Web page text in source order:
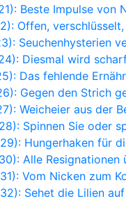
Beste Impulse von
Offen,
Seuchenhysterien
Diesmal wird
Das fehlende
Gegen den Strich
Weicheier aus der
Spinnen Sie oder
Hungerhaken für
Alle Resignationen
Vom Nicken zum
Sehet die Lilien